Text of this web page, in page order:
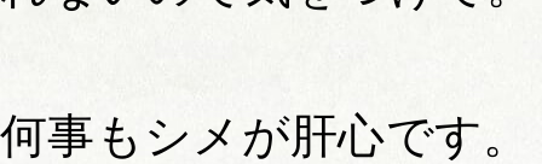
何事もシメが肝心です。